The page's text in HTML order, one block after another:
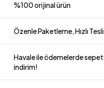
%100 orijinal ürün
Özenle Paketleme, Hızlı
Havale ile ödemelerde
indirim!